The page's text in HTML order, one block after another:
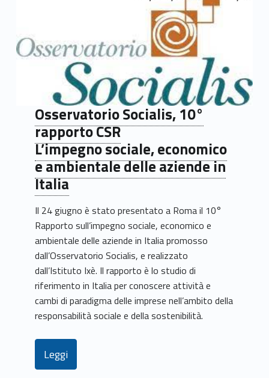
Osservatorio Socialis, 10°
rapporto CSR
L’impegno sociale, economico
e ambientale delle aziende in
Italia
Il 24 giugno è stato presentato a Roma il 10°
Rapporto sull’impegno sociale, economico e
ambientale delle aziende in Italia promosso
dall’Osservatorio Socialis, e realizzato
dall’Istituto Ixè. Il rapporto è lo studio di
riferimento in Italia per conoscere attività e
cambi di paradigma delle imprese nell’ambito della
responsabilità sociale e della sostenibilità.
Leggi